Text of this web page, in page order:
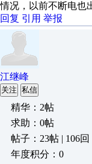
情况，以前不断电也
回复 引用 举报
江继峰
关注 私信
精华：2帖
求助：0帖
帖子：23帖 | 106回
年度积分：0